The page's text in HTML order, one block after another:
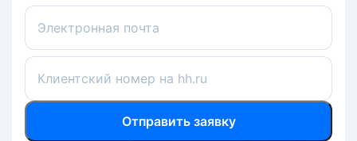
Электронная почта
Клиентский номер на hh.ru
Отправить заявку